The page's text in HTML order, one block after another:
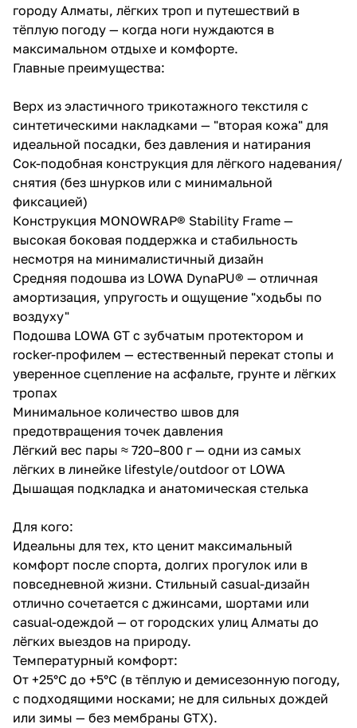
городу Алматы, лёгких троп и путешествий в
тёплую погоду — когда ноги нуждаются в
максимальном отдыхе и комфорте.
Главные преимущества:
Верх из эластичного трикотажного текстиля с
синтетическими накладками — "вторая кожа" для
идеальной посадки, без давления и натирания
Сок-подобная конструкция для лёгкого надевания/
снятия (без шнурков или с минимальной
фиксацией)
Конструкция MONOWRAP® Stability Frame —
высокая боковая поддержка и стабильность
несмотря на минималистичный дизайн
Средняя подошва из LOWA DynaPU® — отличная
амортизация, упругость и ощущение "ходьбы по
воздуху"
Подошва LOWA GT с зубчатым протектором и
rocker-профилем — естественный перекат стопы и
уверенное сцепление на асфальте, грунте и лёгких
тропах
Минимальное количество швов для
предотвращения точек давления
Лёгкий вес пары ≈ 720–800 г — одни из самых
лёгких в линейке lifestyle/outdoor от LOWA
Дышащая подкладка и анатомическая стелька
Для кого:
Идеальны для тех, кто ценит максимальный
комфорт после спорта, долгих прогулок или в
повседневной жизни. Стильный casual-дизайн
отлично сочетается с джинсами, шортами или
casual-одеждой — от городских улиц Алматы до
лёгких выездов на природу.
Температурный комфорт:
От +25°C до +5°C (в тёплую и демисезонную погоду,
с подходящими носками; не для сильных дождей
или зимы — без мембраны GTX).